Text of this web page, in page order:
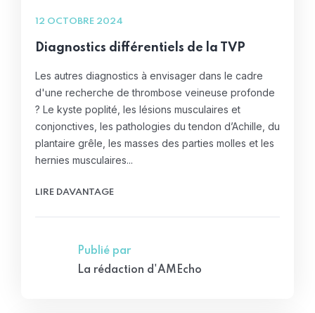
12 OCTOBRE 2024
Diagnostics différentiels de la TVP
Les autres diagnostics à envisager dans le cadre
d'une recherche de thrombose veineuse profonde
? Le kyste poplité, les lésions musculaires et
conjonctives, les pathologies du tendon d’Achille, du
plantaire grêle, les masses des parties molles et les
hernies musculaires...
LIRE DAVANTAGE
Publié par
La rédaction d'AMEcho